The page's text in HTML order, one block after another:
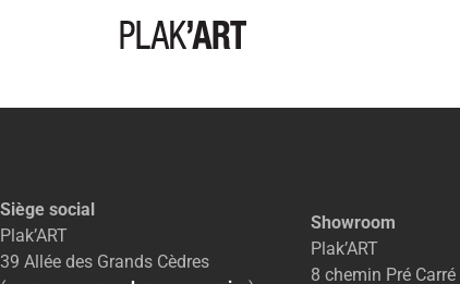
Siège social
Plak’ART
39 Allée des Grands Cèdres
Showroom
Plak’ART
8 chemin Pré Carré